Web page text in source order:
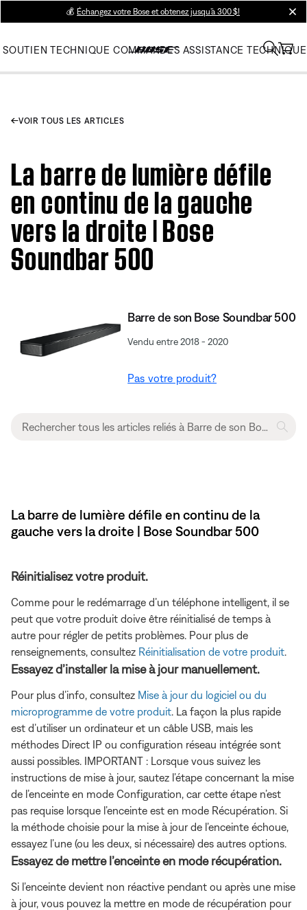
💰 Échangez votre Bose et obtenez jusqu’à 300 $!
SOUTIEN TECHNIQUE COMMANDES ASSISTANCE TECHNIQUE
VOIR TOUS LES ARTICLES
La barre de lumière défile
en continu de la gauche
vers la droite | Bose
Soundbar 500
Barre de son Bose Soundbar 500
Vendu entre 2018 - 2020
Pas votre produit?
La barre de lumière défile en continu de la
gauche vers la droite | Bose Soundbar 500
Réinitialisez votre produit.
Comme pour le redémarrage d’un téléphone intelligent, il se
peut que votre produit doive être réinitialisé de temps à
autre pour régler de petits problèmes. Pour plus de
renseignements, consultez Réinitialisation de votre produit
Essayez d’installer la mise à jour manuellement.
Pour plus d’info, consultez Mise à jour du logiciel ou du
microprogramme de votre produit . La façon la plus rapide
est d’utiliser un ordinateur et un câble USB, mais les
méthodes Direct IP ou configuration réseau intégrée sont
aussi possibles. IMPORTANT : Lorsque vous suivez les
instructions de mise à jour, sautez l’étape concernant la mise
de l’enceinte en mode Configuration, car cette étape n’est
pas requise lorsque l’enceinte est en mode Récupération. Si
la méthode choisie pour la mise à jour de l’enceinte échoue,
essayez l’une (ou les deux, si nécessaire) des autres options.
Essayez de mettre l’enceinte en mode récupération.
Si l’enceinte devient non réactive pendant ou après une mise
à jour, vous pouvez la mettre en mode de récupération pour